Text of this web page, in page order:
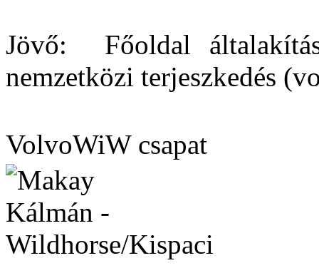
Jövő: Főoldal
nemzetközi terjeszkedés
VolvoWiW csapat